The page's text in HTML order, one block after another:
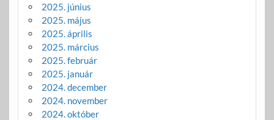
2025. június
2025. május
2025. április
2025. március
2025. február
2025. január
2024. december
2024. november
2024. október